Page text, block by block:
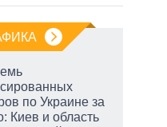
по Украине за
Киев и область